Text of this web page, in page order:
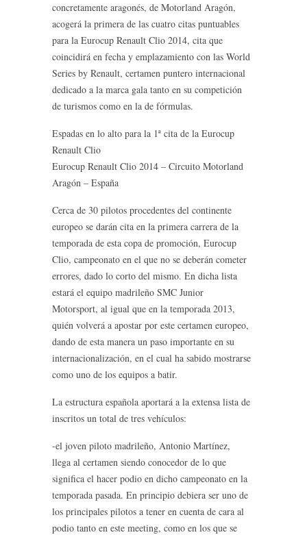
concretamente aragonés, de Motorland Aragón,
acogerá la primera de las cuatro citas puntuables
para la Eurocup Renault Clio 2014, cita que
coincidirá en fecha y emplazamiento con las World
Series by Renault, certamen puntero internacional
dedicado a la marca gala tanto en su competición
de turismos como en la de fórmulas.
Espadas en lo alto para la 1ª cita de la Eurocup
Renault Clio
Eurocup Renault Clio 2014 – Circuito Motorland
Aragón – España
Cerca de 30 pilotos procedentes del continente
europeo se darán cita en la primera carrera de la
temporada de esta copa de promoción, Eurocup
Clio, campeonato en el que no se deberán cometer
errores, dado lo corto del mismo. En dicha lista
estará el equipo madrileño SMC Junior
Motorsport, al igual que en la temporada 2013,
quién volverá a apostar por este certamen europeo,
dando de esta manera un paso importante en su
internacionalización, en el cual ha sabido mostrarse
como uno de los equipos a batir.
La estructura española aportará a la extensa lista de
inscritos un total de tres vehículos:
-el joven piloto madrileño, Antonio Martínez,
llega al certamen siendo conocedor de lo que
significa el hacer podio en dicho campeonato en la
temporada pasada. En principio debiera ser uno de
los principales pilotos a tener en cuenta de cara al
podio tanto en este meeting, como en los que se